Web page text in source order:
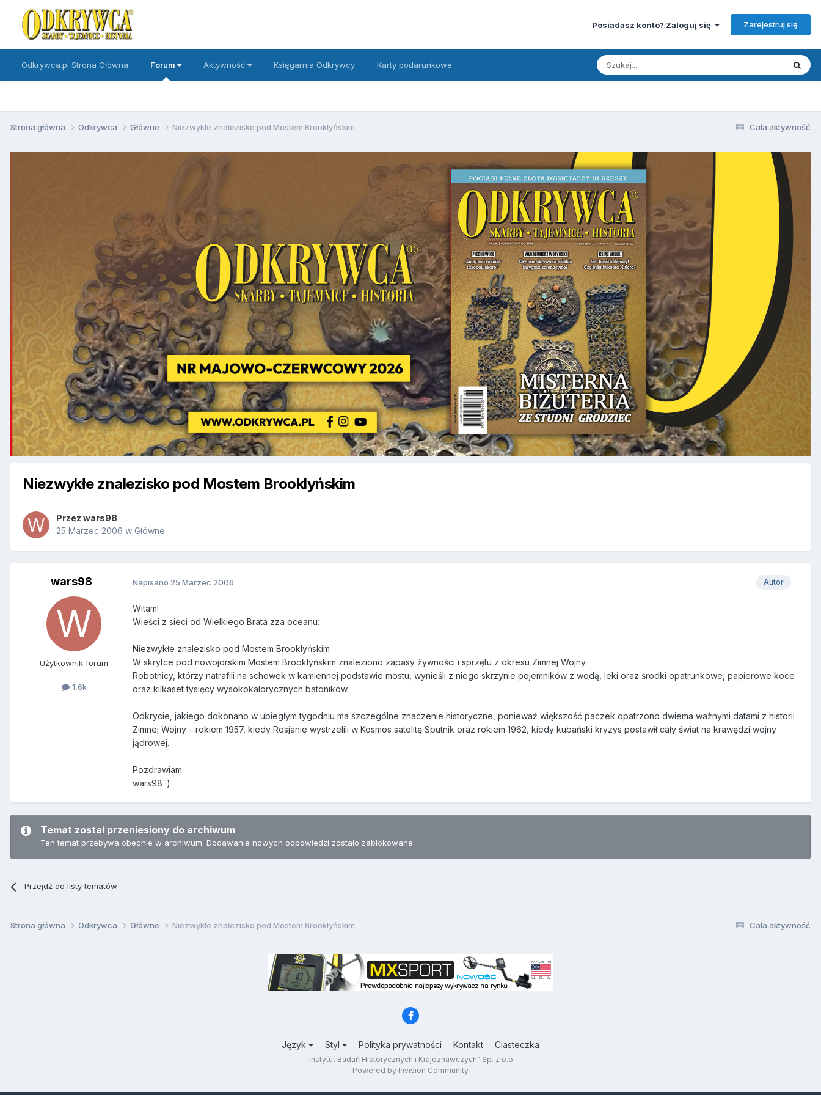
Posiadasz konto? Zaloguj się Zarejestruj się
Odkrywca.pl Strona Główna Forum Aktywność Księgarnia Odkrywcy Karty podarunkowe
Cała aktywność
Strona główna Odkrywca Główne Niezwykłe znalezisko pod Mostem Brooklyńskim
Niezwykłe znalezisko pod Mostem Brooklyńskim
Przez wars98
25 Marzec 2006 w Główne
wars98
Użytkownik forum
1,6k
Autor
Napisano 25 Marzec 2006
Witam!
Wieści z sieci od Wielkiego Brata zza oceanu:
Niezwykłe znalezisko pod Mostem Brooklyńskim
W skrytce pod nowojorskim Mostem Brooklyńskim znaleziono zapasy żywności i sprzętu z okresu Zimnej Wojny.
Robotnicy, którzy natrafili na schowek w kamiennej podstawie mostu, wynieśli z niego skrzynie pojemników z wodą, leki oraz środki opatrunkowe, papierowe koce
oraz kilkaset tysięcy wysokokalorycznych batoników.
Odkrycie, jakiego dokonano w ubiegłym tygodniu ma szczególne znaczenie historyczne, ponieważ większość paczek opatrzono dwiema ważnymi datami z historii
Zimnej Wojny – rokiem 1957, kiedy Rosjanie wystrzelili w Kosmos satelitę Sputnik oraz rokiem 1962, kiedy kubański kryzys postawił cały świat na krawędzi wojny
jądrowej.
Pozdrawiam
wars98 :)
Temat został przeniesiony do archiwum
Ten temat przebywa obecnie w archiwum. Dodawanie nowych odpowiedzi zostało zablokowane.
Przejdź do listy tematów
Cała aktywność
Strona główna Odkrywca Główne Niezwykłe znalezisko pod Mostem Brooklyńskim
Język Styl Polityka prywatności Kontakt Ciasteczka
"Instytut Badań Historycznych i Krajoznawczych" Sp. z o.o.
Powered by Invision Community